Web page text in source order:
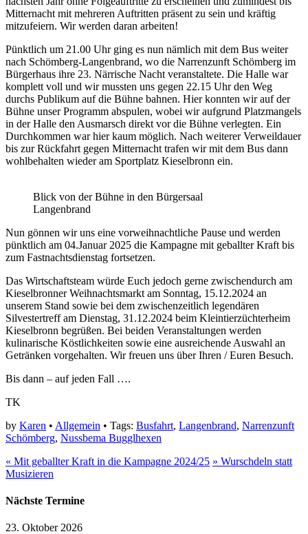
Mitternacht mit mehreren Auftritten präsent zu sein und kräftig
mitzufeiern. Wir werden daran arbeiten!
Pünktlich um 21.00 Uhr ging es nun nämlich mit dem Bus weiter
nach Schömberg-Langenbrand, wo die Narrenzunft Schömberg im
Bürgerhaus ihre 23. Närrische Nacht veranstaltete. Die Halle war
komplett voll und wir mussten uns gegen 22.15 Uhr den Weg
durchs Publikum auf die Bühne bahnen. Hier konnten wir auf der
Bühne unser Programm abspulen, wobei wir aufgrund Platzmangels
in der Halle den Ausmarsch direkt vor die Bühne verlegten. Ein
Durchkommen war hier kaum möglich. Nach weiterer Verweildauer
bis zur Rückfahrt gegen Mitternacht trafen wir mit dem Bus dann
wohlbehalten wieder am Sportplatz Kieselbronn ein.
Blick von der Bühne in den Bürgersaal
Langenbrand
Nun gönnen wir uns eine vorweihnachtliche Pause und werden
pünktlich am 04.Januar 2025 die Kampagne mit geballter Kraft bis
zum Fastnachtsdienstag fortsetzen.
Das Wirtschaftsteam würde Euch jedoch gerne zwischendurch am
Kieselbronner Weihnachtsmarkt am Sonntag, 15.12.2024 an
unserem Stand sowie bei dem zwischenzeitlich legendären
Silvestertreff am Dienstag, 31.12.2024 beim Kleintierzüchterheim
Kieselbronn begrüßen. Bei beiden Veranstaltungen werden
kulinarische Köstlichkeiten sowie eine ausreichende Auswahl an
Getränken vorgehalten. Wir freuen uns über Ihren / Euren Besuch.
Bis dann – auf jeden Fall ….
TK
by Karen • Allgemein • Tags: Busfahrt, Langenbrand, Narrenzunft
Schömberg, Nussbema Bugglhexen
« Mit geballter Kraft in die Kampagne 2024/25 » Wurschdeln statt
Musizieren
Nächste Termine
23. Oktober 2026